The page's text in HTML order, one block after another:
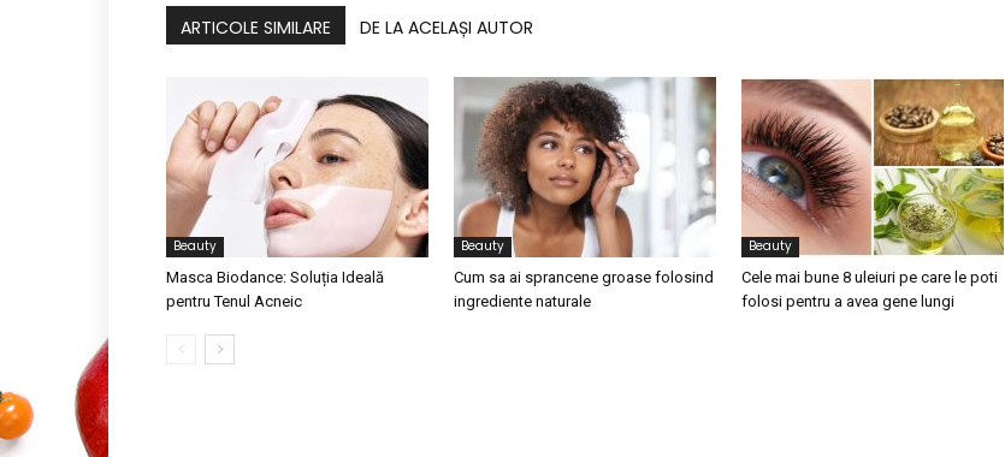
ARTICOLE SIMILARE DE LA ACELAȘI AUTOR
Beauty
Masca Biodance: Soluția Ideală
pentru Tenul Acneic
Beauty
Cum sa ai sprancene groase folosind
ingrediente naturale
Beauty
Cele mai bune 8 uleiuri pe care le poti
folosi pentru a avea gene lungi